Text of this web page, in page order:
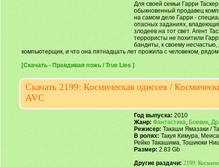
Для своей семьи Гарри
обыкновенный продавец
на самом деле Гарри -
опасных заданиях,
злодеев на тот свет. Агент
террористы не похитили
бандиты, к своему
компьютерщик, и что она пятнадцать лет прожила с человеком,
[Скачать - Правдивая ложь / True Lies ]
Скачать 2199: Космическая одиссея /
AVC
Год выпуска: 2010
Жанр: Фантастика, Боевик,
Режисер: Такаши Ямазаки /
В ролях: Такуя Кимура,
Рейко Такашима, Тошиюки
Размер: 2.83 Gb
Другие раздачи: 2199: